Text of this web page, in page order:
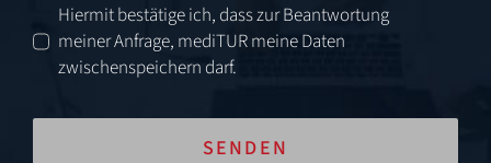
Hiermit bestätige ich, dass zur Beantwortung
meiner Anfrage, mediTUR meine Daten
zwischenspeichern darf.
SENDEN